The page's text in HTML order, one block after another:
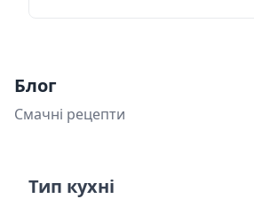
Блог
Смачні рецепти
Тип кухні